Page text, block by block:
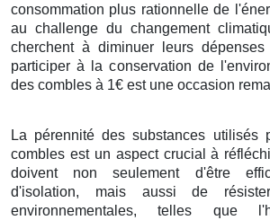
consommation plus rationnelle de
au challenge du changement
cherchent à diminuer leurs
participer à la conservation de
des combles à 1€ est une occasion
La pérennité des substances utilisés
combles est un aspect crucial à
doivent non seulement d'être
d'isolation, mais aussi de
environnementales, telles que